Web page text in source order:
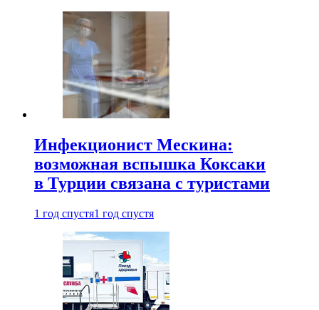
Инфекционист Мескина:
возможная вспышка Коксаки
в Турции связана с туристами
1 год спустя1 год спустя